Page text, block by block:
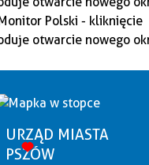
URZĄD MIASTA
PSZÓW